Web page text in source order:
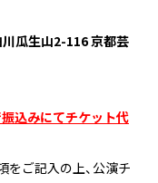
川瓜生山2-116 京都芸
込みにてチケット代
をご記入の上、公演チ